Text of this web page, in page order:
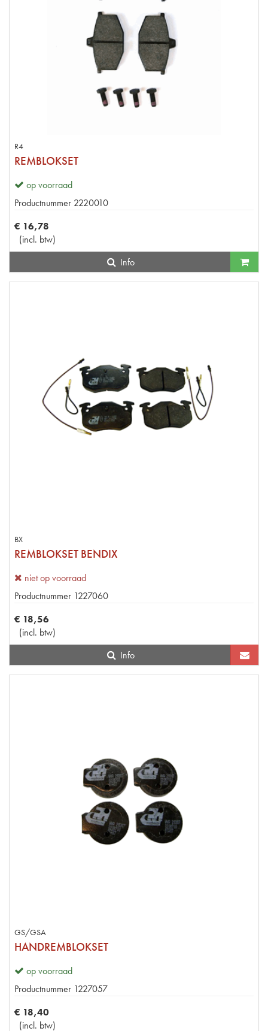
R4
REMBLOKSET
op voorraad
Productnummer 2220010
€ 16,78
(incl. btw)
Info
BX
REMBLOKSET BENDIX
niet op voorraad
Productnummer 1227060
€ 18,56
(incl. btw)
Info
GS/GSA
HANDREMBLOKSET
op voorraad
Productnummer 1227057
€ 18,40
(incl. btw)